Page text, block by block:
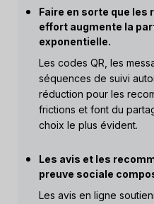
Faire en sorte que
effort augmente la
exponentielle.
Les codes QR, les
séquences de suivi
réduction pour les
frictions et font du
choix le plus évident.
Les avis et les
preuve sociale
Les avis en ligne